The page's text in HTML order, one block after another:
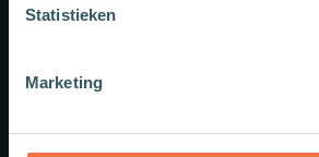
Statistieken
Marketing
Schrijf je in voor onze nieuwsbrief.